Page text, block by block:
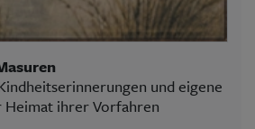
und eigene
Heimat ihrer Vorfahren